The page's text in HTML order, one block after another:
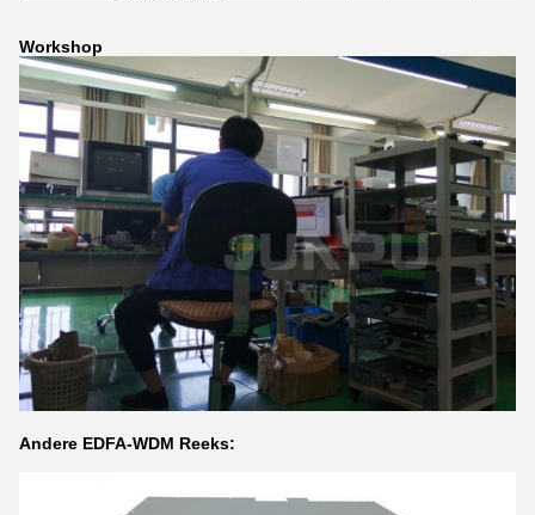
Workshop
Andere EDFA-WDM Reeks: